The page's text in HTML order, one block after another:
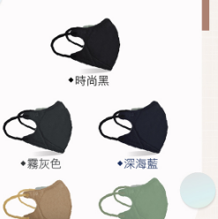
辦者引起之損失，本公司不負相關責
依據個別帳號之用戶狀況，依本公司即
額度不足之情形，本公司將視審查結果
人資訊註冊。若發現惡意使用之情形，
用戶之使用額度並採取法律行動。